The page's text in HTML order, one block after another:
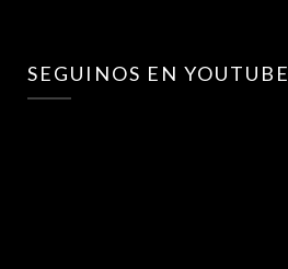
SEGUINOS EN YOUTUBE